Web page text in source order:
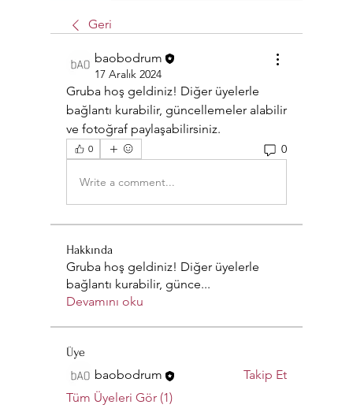
Geri
baobodrum
17 Aralık 2024
Gruba hoş geldiniz! Diğer üyelerle
bağlantı kurabilir, güncellemeler alabilir
ve fotoğraf paylaşabilirsiniz.
0 0
Write a comment...
Hakkında
Gruba hoş geldiniz! Diğer üyelerle
bağlantı kurabilir, günce...
Devamını oku
Üye
baobodrum
Takip Et
Tüm Üyeleri Gör (1)